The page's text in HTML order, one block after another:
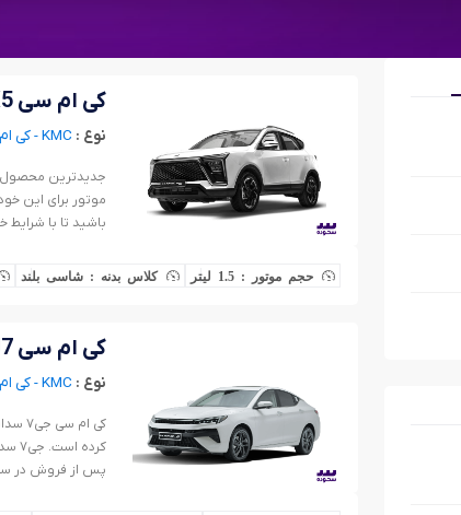
کی ام سی X5 - قیمت و شرایط خرید
نوع : KMC - کی ام سی
موتور برای این
باشید تا با شرایط
حجم موتور : 1.5 لیتر کلاس بدنه : شاسی بلند
کی ام سی J7 - قیمت و شرایط خرید
نوع : KMC - کی ام سی
کی
پس از فروش در